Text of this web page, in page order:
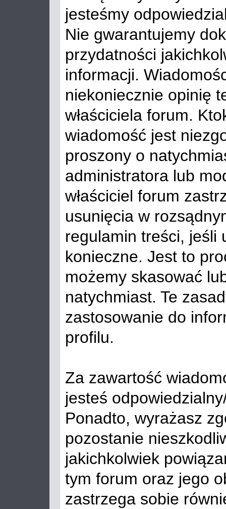
jesteśmy
Nie gwarantujemy
przydatności
informacji.
niekoniecznie opinię
właściciela forum.
wiadomość jest
proszony o
administratora lub
właściciel forum
usunięcia w
regulamin treści, jeśli
konieczne. Jest to
możemy skasować
natychmiast. Te
zastosowanie do
profilu.
Za zawartość
jesteś
Ponadto, wyrażasz
pozostanie
jakichkolwiek
tym forum oraz jego
zastrzega sobie